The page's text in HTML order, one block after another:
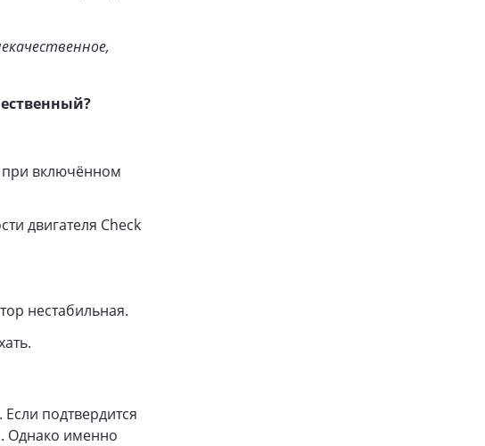
при включённом
двигателя Check
нестабильная.
подтвердится
Однако именно